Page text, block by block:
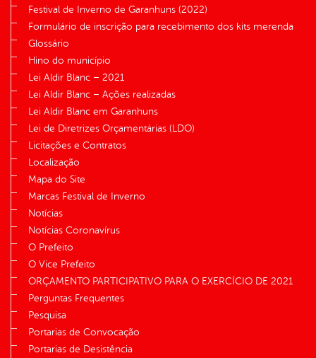
Festival de Inverno de Garanhuns (2022)
Formulário de inscrição para recebimento dos kits merenda
Glossário
Hino do município
Lei Aldir Blanc – 2021
Lei Aldir Blanc – Ações realizadas
Lei Aldir Blanc em Garanhuns
Lei de Diretrizes Orçamentárias (LDO)
Licitações e Contratos
Localização
Mapa do Site
Marcas Festival de Inverno
Notícias
Notícias Coronavírus
O Prefeito
O Vice Prefeito
ORÇAMENTO PARTICIPATIVO PARA O EXERCÍCIO DE 2021
Perguntas Frequentes
Pesquisa
Portarias de Convocação
Portarias de Desistência